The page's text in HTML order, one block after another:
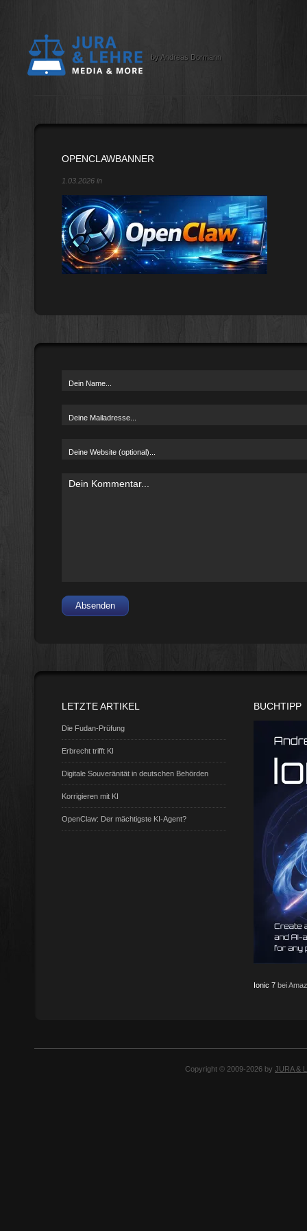
by Andreas Dormann
OPENCLAWBANNER
1.03.2026 in
Absenden
LETZTE ARTIKEL
Die Fudan-Prüfung
Erbrecht trifft KI
Digitale Souveränität in deutschen Behörden
Korrigieren mit KI
OpenClaw: Der mächtigste KI-Agent?
BUCHTIPP
Ionic 7 bei
Copyright © 2009-2026 by JURA &